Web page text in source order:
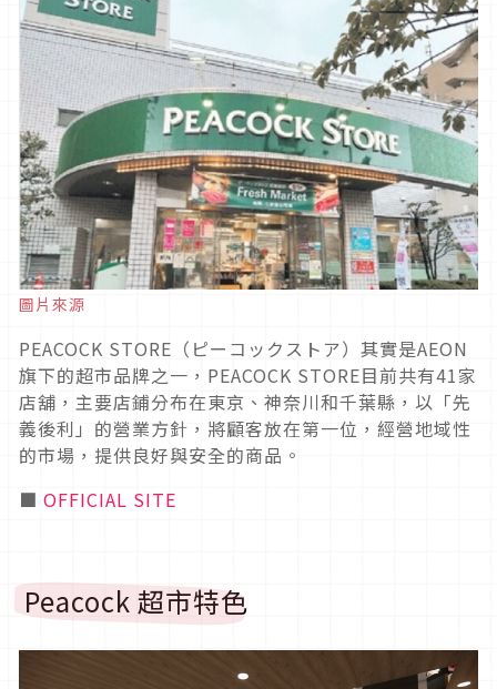
圖片來源
PEACOCK STORE（ピーコックストア）其實是AEON
旗下的超市品牌之一，PEACOCK STORE目前共有41家
店舖，主要店鋪分布在東京、神奈川和千葉縣，以「先
義後利」的營業方針，將顧客放在第一位，經營地域性
的市場，提供良好與安全的商品。
■ OFFICIAL SITE
Peacock 超市特色